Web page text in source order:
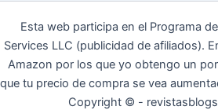
Esta web participa en el Programa
Services LLC (publicidad de afiliados).
Amazon por los que yo obtengo un
que tu precio de compra se vea
Copyright © -